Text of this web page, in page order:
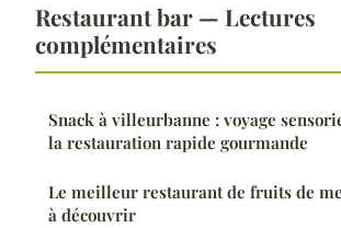
Restaurant bar — Lectures
complémentaires
Snack à villeurbanne : voyage
la restauration rapide gourmande
Le meilleur restaurant de fruits de
à découvrir